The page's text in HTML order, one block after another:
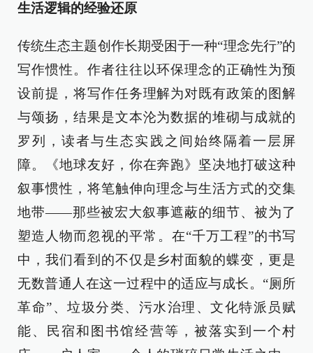
生活逻辑的经验还原
传统生态主题创作长期受困于一种“理念先行”的
写作惯性。作者往往以环保理念的正确性为预
设前提，将写作任务理解为对既有政策的图解
与颂扬，结果是文本沦为数据的堆砌与成就的
罗列，读者与生态实践之间始终隔着一层屏
障。《地球友好，你在奔跑》坚决地打破这种
叙事惯性，将笔触伸向理念与生活方式的交集
地带——那些被宏大叙事遮蔽的细节、被为了
塑造人物而忽视的平常。在“千万工程”的书写
中，我们看到的不仅是乡村面貌的蝶变，更是
无数普通人在这一过程中的适应与成长。“厕所
革命”、垃圾分类、污水治理、文化特派员赋
能、民宿和图书馆经营等，被落实到一个村